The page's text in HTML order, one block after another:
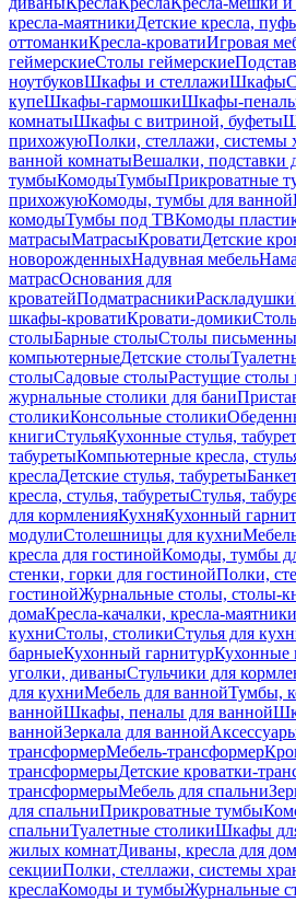
кресла-маятникиДетские кресла,
оттоманкиКресла-кроватиИгровая
геймерскиеСтолы геймерские
ноутбуковШкафы и стеллажиШкафы
купеШкафы-гармошкиШкафы-
комнатыШкафы с витриной, буфеты
прихожуюПолки, стеллажи, системы
ванной комнатыВешалки, подставки
тумбыКомодыТумбыПрикроватные
прихожуюКомоды, тумбы для ванной
комодыТумбы под ТВКомоды
матрасыМатрасыКроватиДетские
новорожденныхНадувная мебель
матрасОснования для
кроватейПодматрасникиРаскладушки
шкафы-кроватиКровати-домики
столыБарные столыСтолы
компьютерныеДетские столы
столыСадовые столыРастущие столы
журнальные столики для бани
столикиКонсольные столики
книгиСтульяКухонные стулья,
табуретыКомпьютерные кресла,
креслаДетские стулья, табуреты
кресла, стулья, табуретыСтулья,
для кормленияКухняКухонный
модулиСтолешницы для кухни
кресла для гостинойКомоды, тумбы
стенки, горки для гостинойПолки,
гостинойЖурнальные столы, столы-
домаКресла-качалки, кресла-маятники
кухниСтолы, столикиСтулья для
барныеКухонный гарнитурКухонные
уголки, диваныСтульчики для
для кухниМебель для ваннойТумбы,
ваннойШкафы, пеналы для ванной
ваннойЗеркала для ванной
трансформерМебель-трансформер
трансформерыДетские кроватки-
трансформерыМебель для спальни
для спальниПрикроватные тумбы
спальниТуалетные столикиШкафы
жилых комнатДиваны, кресла для
секцииПолки, стеллажи, системы
креслаКомоды и тумбыЖурнальные